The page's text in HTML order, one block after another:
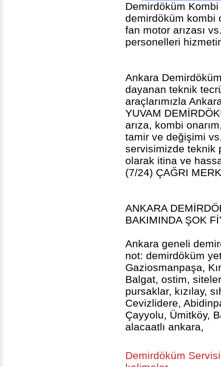
Demirdöküm
demirdöküm kombi
fan motor arızası
personelleri
Ankara
dayanan teknik
araçlarımızla
YUVAM
arıza, kombi
tamir ve değişimi
servisimizde teknik
olarak itina ve
(7/24) ÇAĞRI
ANKARA
BAKIMINDA ŞOK
Ankara geneli
not: demirdöküm
Gaziosmanpaşa,
Balgat, ostim,
pursaklar, kızılay,
Cevizlidere,
Çayyolu, Ümitköy,
alacaatlı ankara,
Demirdöküm